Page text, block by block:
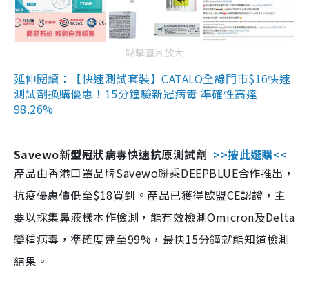
點擊圖片放大
延伸閱讀：【快速測試套裝】CATALO全線門市$16快速
測試劑換購優惠！15分鐘驗新冠病毒 準確性高達
98.26%
Savewo新型冠狀病毒快速抗原測試劑 >>按此選購<<
產品由香港口罩品牌Savewo聯乘DEEPBLUE合作推出，
抗疫優惠價低至$18買到。產品已獲得歐盟CE認證，主
要以採集鼻液樣本作檢測，能有效檢測Omicron及Delta
變種病毒，準確度達至99%，最快15分鐘就能知道檢測
結果。